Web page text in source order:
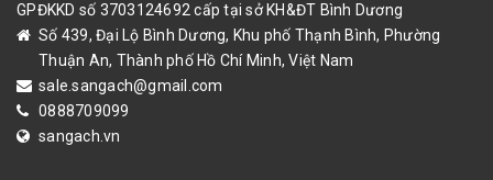
GPĐKKD số 3703124692 cấp tại sở KH&ĐT Bình Dương
Số 439, Đại Lộ Bình Dương, Khu phố Thạnh Bình, Phường
Thuận An, Thành phố Hồ Chí Minh, Việt Nam
sale.sangach@gmail.com
0888709099
sangach.vn